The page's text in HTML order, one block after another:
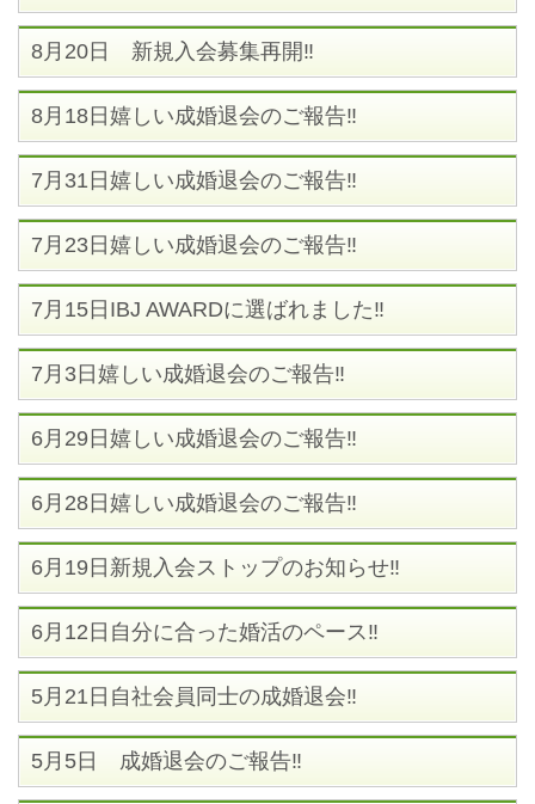
8月20日 新規入会募集再開‼
8月18日嬉しい成婚退会のご報告‼
7月31日嬉しい成婚退会のご報告‼
7月23日嬉しい成婚退会のご報告‼
7月15日IBJ AWARDに選ばれました‼
7月3日嬉しい成婚退会のご報告‼
6月29日嬉しい成婚退会のご報告‼
6月28日嬉しい成婚退会のご報告‼
6月19日新規入会ストップのお知らせ‼
6月12日自分に合った婚活のペース‼
5月21日自社会員同士の成婚退会‼
5月5日 成婚退会のご報告‼